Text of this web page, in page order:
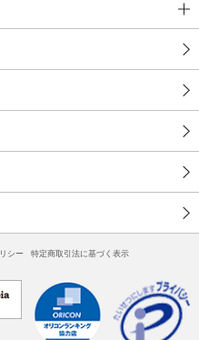
シー 特定商取引法に基づく表示